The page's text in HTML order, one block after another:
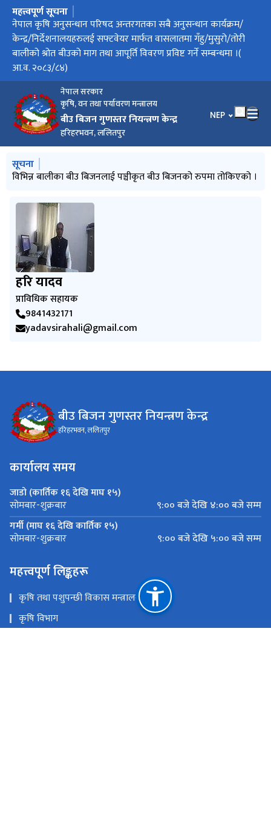
नेपाल सरकार
कृषि, वन तथा पर्यावरण मन्त्रालय
बीउ बिजन गुणस्तर नियन्त्रण केन्द्र
हरिहरभवन, ललितपुर
भाषा चयन गर्नुहोस्
NEP
मुख्य नेभिगेसनमा जानुहोस्
महत्त्वपूर्ण सूचना
सफ्टवेयर मार्फत वासलातमा गँहु/मुसुरो/तोरी बालीको श्रोत बीउको माग
तथा आपूर्ति विवरण प्रविष्ट गर्ने सम्बन्धमा(आ.व. २०८३/८४) ।
नेपाल कृषि अनुसन्धान परिषद अन्तरगतका सबै अनुसन्धान कार्यक्रम/
केन्द्र/निर्देशनालयहरुलई सफ्टवेयर मार्फत वासलातमा गँहु/मुसुरो/तोरी
बालीको श्रोत बीउको माग तथा आपूर्ति विवरण प्रविष्ट गर्ने सम्बन्धमा ।(
आ.व. २०८३/८४)
फलफूलबालीको बीउ बिजन प्रमाणीकरण मापदण्ड, २०८३ को मस्यौदा
उपर राय सुझाव तथा पृष्ठपोषण सम्बन्धी सूचना
फलफूल बालीको बीउ बिजन प्रमणीकरण मापदण्ड,२०८३ को मस्यौदा
धान बालीको प्रजनन्, मूल तथा प्रमाणित बीउको वासलात तोकिएको र
मौज्दात विवरण
वासलात तयारीका लागि माग तथा आपूर्ति विवरण प्रविष्ट गर्ने म्याद थप
गरिएको सूचना
सफ्टवेयर मार्फत बासलातमा धान बालीको श्रोत बीउको माग तथा आपूर्ति
विवरण प्रविष्ट गर्ने सम्बन्धमा
नार्क अन्तरगतका केन्द्र/निर्देशनालय/कार्यक्रमलाई सफ्टवेयर मार्फत
वासलातमा धान बालीको श्रोत बीउको माग तथा आपूर्ति विवरण प्रविष्ट गर्ने
सम्बन्धमा ।
परीक्षाफल प्रकाशन सम्बन्धी सूचना
मुख्य नेभिगेसनमा जानुहोस्
सूचना
विभिन्न बालीका बीउ बिजनलाई पञ्चीकृत बीउ बिजनको रुपमा तोकिएको ।
हरि यादव
प्राविधिक सहायक
9841432171
yadavsirahali@gmail.com
बीउ बिजन गुणस्तर नियन्त्रण केन्द्र
हरिहरभवन, ललितपुर
कार्यालय समय
जाडो (कार्तिक १६ देखि माघ १५)
सोमबार-शुक्रबार
९:०० बजे देखि ४:०० बजे सम्म
गर्मी (माघ १६ देखि कार्तिक १५)
सोमबार-शुक्रबार ९:०० बजे देखि ५:०० बजे सम्म
महत्त्वपूर्ण लिङ्कहरू
कृषि तथा पशुपन्छी विकास मन्त्रालय
कृषि विभाग